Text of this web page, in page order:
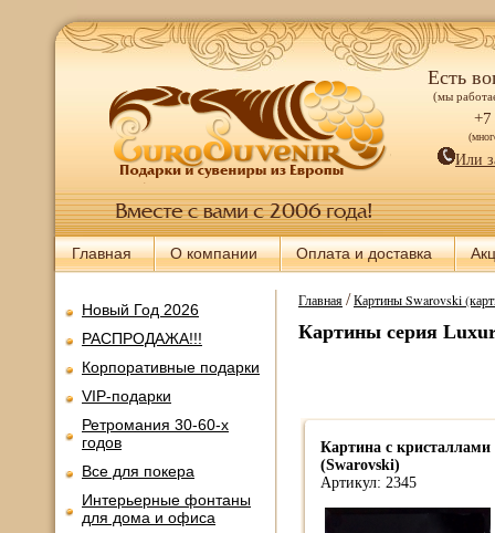
Есть
(мы
+7
Или
Главная О компании Оплата и доставка
Новый Год 2026
РАСПРОДАЖА!!!
Корпоративные подарки
VIP-подарки
Ретромания 30-60-х
годов
Все для покера
Интерьерные фонтаны
для дома и офиса
Главная/Картины Swarovski
Картины серия
Картина с
(Swarovski)
Артикул: 2345